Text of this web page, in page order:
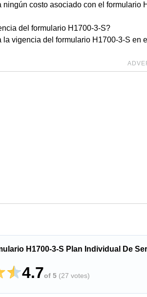
ningún costo asociado con el formulario
del formulario H1700-3-S?
la vigencia del formulario H1700-3-S en
H1700-3-S Plan Individual De
4.7of 5 (27 votes)